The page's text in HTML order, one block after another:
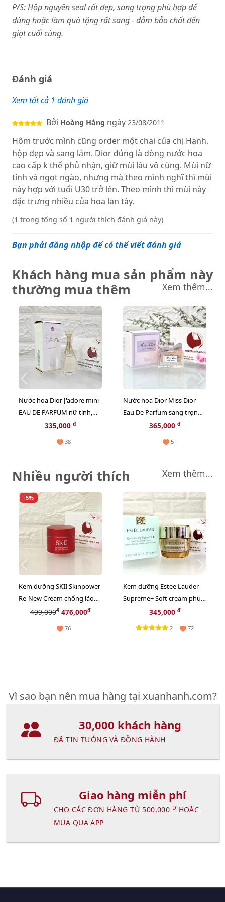
P/S: Hộp nguyên seal rất đẹp, sang trọng phù hợp để
dùng hoặc làm quà tặng rất sang - đảm bảo chất đến
giọt cuối cùng.
Đánh giá
Xem tất cả 1 đánh giá
Bởi Hoàng Hằng ngày 23/08/2011
Hôm trước mình cũng order một chai của chị Hạnh,
hộp đẹp và sang lắm. Dior đúng là dòng nước hoa
cao cấp k thể phủ nhận, giữ mùi lâu vô cùng. Mùi nữ
tính và ngọt ngào, nhưng mà theo mình nghĩ thì mùi
này hợp với tuổi U30 trở lên. Theo mình thì mùi này
đặc trưng nhiều của hoa lan tây.
(1 trong tổng số 1 người thích đánh giá này)
Bạn phải đăng nhập để có thể viết đánh giá
Khách hàng mua sản phẩm này
thường mua thêm
Xem thêm...
Nước hoa Dior J'adore mini
EAU DE PARFUM nữ tính,
sang trọng - EDP, 5ml.
335,000 đ
38
Nước hoa Dior Miss Dior
Eau De Parfum sang trọng
và quyến rũ - EDP, 5ml
365,000 đ
5
Nhiều người thích Xem thêm...
-5%
Kem dưỡng SKII Skinpower
Re-New Cream chống lão
hóa, phục hồi nuôi dưỡng
499,000đ476,000đ
76
Kem dưỡng Estee Lauder
Supreme+ Soft cream phục
hồi da chuyên sâu, 15ml
345,000 đ
2 72
Vì sao bạn nên mua hàng tại xuanhanh.com?
30,000 khách hàng
ĐÃ TIN TƯỞNG VÀ ĐỒNG HÀNH
Giao hàng miễn phí
CHO CÁC ĐƠN HÀNG TỪ 500,000 Đ HOẶC
MUA QUA APP